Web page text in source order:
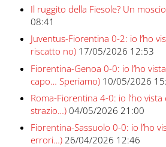
Il ruggito della Fiesole? Un
08:41
Juventus-Fiorentina 0-2: io l’ho
riscatto no) 17/05/2026 12:53
Fiorentina-Genoa 0-0: io l’ho
capo… Speriamo) 10/05/2026
Roma-Fiorentina 4-0: io l’ho
strazio…) 04/05/2026 21:00
Fiorentina-Sassuolo 0-0: io l’ho
errori…) 26/04/2026 12:46